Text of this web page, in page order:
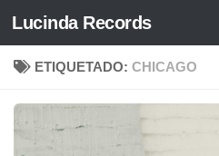
Saltar al contenido
Lucinda Records
ETIQUETADO: CHICAGO